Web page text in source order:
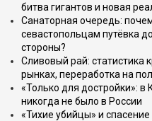
битва гигантов и новая
Санаторная очередь:
севастопольцам путёвка
стороны?
Сливовый рай: статистика
рынках, переработка на
«Только для достройки»: в
никогда не было в России
«Тихие убийцы» и спасение